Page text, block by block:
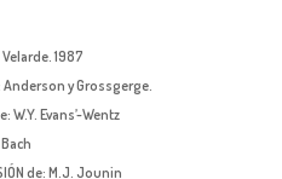
Velarde. 1987
Anderson y Grossgerge.
W.Y. Evans’-Wentz
SIÓN de: M.J. Jounin